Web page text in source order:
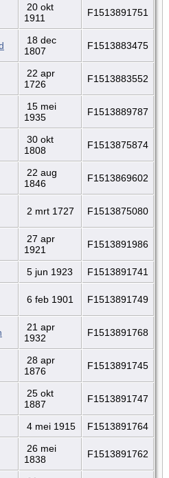
20 okt
1911
F1513891751
18 dec
1807
F1513883475
22 apr
1726
F1513883552
15 mei
1935
F1513889787
30 okt
1808
F1513875874
22 aug
1846
F1513869602
2 mrt 1727 F1513875080
27 apr
1921
F1513891986
5 jun 1923 F1513891741
6 feb 1901 F1513891749
21 apr
1932
F1513891768
28 apr
1876
F1513891745
25 okt
1887
F1513891747
4 mei 1915 F1513891764
26 mei
1838
F1513891762